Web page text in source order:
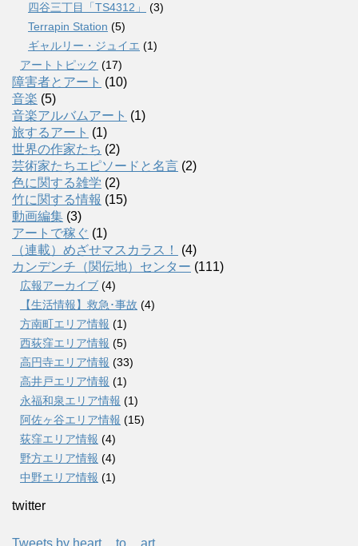
四谷三丁目「TS4312」
(3)
Terrapin Station (5)
ギャルリー・ジュイエ (1)
アートトピック (17)
障害者とアート (10)
音楽 (5)
音楽アルバムアート (1)
旅するアート (1)
世界の作家たち (2)
芸術家たちエピソードと名言 (2)
色に関する雑学 (2)
竹に関する情報 (15)
動画編集 (3)
アートで稼ぐ (1)
（連載）めざせマスカラス！
(4)
カンデンチ（関伝地）センター (111)
広報アーカイブ (4)
【生活情報】救急･事故 (4)
方南町エリア情報 (1)
西荻窪エリア情報 (5)
高円寺エリア情報 (33)
高井戸エリア情報 (1)
永福和泉エリア情報 (1)
阿佐ヶ谷エリア情報 (15)
荻窪エリア情報 (4)
野方エリア情報 (4)
中野エリア情報 (1)
twitter
Tweets by heart__to__art